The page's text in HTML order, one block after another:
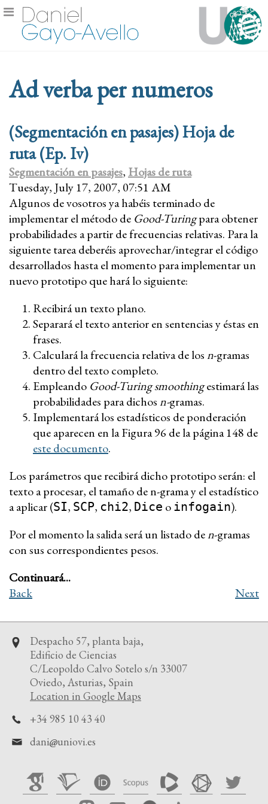
Ad verba per numeros
(Segmentación en pasajes) Hoja de
ruta (Ep. Iv)
Segmentación en pasajes, Hojas de ruta
Tuesday, July 17, 2007, 07:51 AM
Algunos de vosotros ya habéis terminado de
implementar el método de Good-Turingpara obtener
probabilidades a partir de frecuencias relativas. Para la
siguiente tarea deberéis aprovechar/integrar el código
desarrollados hasta el momento para implementar un
nuevo prototipo que hará lo siguiente:
Recibirá un texto plano.
Separará el texto anterior en sentencias y éstas en
frases.
Calculará la frecuencia relativa de losn-gramas
dentro del texto completo.
Empleando Good-Turing smoothingestimará las
probabilidades para dichosn-gramas.
Implementará los estadísticos de ponderación
que aparecen en la Figura 96 de la página 148 de
este documento.
Los parámetros que recibirá dicho prototipo serán: el
texto a procesar, el tamaño de n-grama y el estadístico
a aplicar (SI, SCP, chi2, Dice o infogain).
Por el momento la salida será un listado den-gramas
con sus correspondientes pesos.
Continuará...
Back
Next
Despacho 57, planta baja,
Edificio de Ciencias
C/Leopoldo Calvo Sotelo s/n 33007
Oviedo, Asturias, Spain
Location in Google Maps
+34 985 10 43 40
dani
uniovi.es